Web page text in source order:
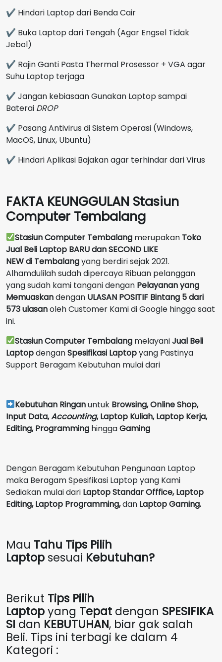
✔ Hindari Laptop dari Benda Cair
✔ Buka Laptop dari Tengah (Agar Engsel Tidak
Jebol)
✔ Rajin Ganti Pasta Thermal Prosessor + VGA agar
Suhu Laptop terjaga
✔ Jangan kebiasaan Gunakan Laptop sampai
Baterai DROP
✔ Pasang Antivirus di Sistem Operasi (Windows,
MacOS, Linux, Ubuntu)
✔ Hindari Aplikasi Bajakan agar terhindar dari Virus
FAKTA KEUNGGULAN Stasiun
Computer Tembalang
Stasiun Computer Tembalang merupakan Toko
Jual Beli Laptop BARU dan SECOND LIKE
NEWdi Tembalangyang berdiri sejak 2021.
Alhamdulilah sudah dipercaya Ribuan pelanggan
yang sudah kami tangani dengan Pelayanan yang
Memuaskandengan ULASAN POSITIF Bintang 5 dari
573 ulasanoleh Customer Kami di Google hingga saat
ini.
Stasiun Computer Tembalang melayaniJual Beli
LaptopdenganSpesifikasi Laptopyang Pastinya
Support Beragam Kebutuhan mulai dari
Kebutuhan Ringanuntuk Browsing, Online Shop,
Input Data,Accounting, Laptop Kuliah, Laptop Kerja,
Editing, Programming hinggaGaming
Dengan Beragam Kebutuhan Pengunaan Laptop
maka Beragam Spesifikasi Laptop yang Kami
Sediakan mulai dari Laptop Standar Offfice, Laptop
Editing, Laptop Programming,dan Laptop Gaming.
Mau Tahu Tips Pilih
Laptop sesuai Kebutuhan?
Berikut Tips Pilih
Laptopyang Tepat dengan SPESIFIKA
SI dan KEBUTUHAN, biar gak salah
Beli. Tips ini terbagi ke dalam 4
Kategori :